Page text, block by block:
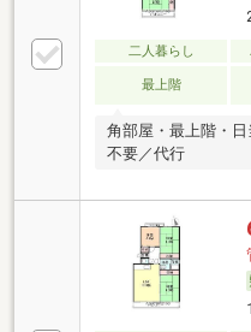
二人暮らし
最上階
角部屋・最上階・
不要／代行